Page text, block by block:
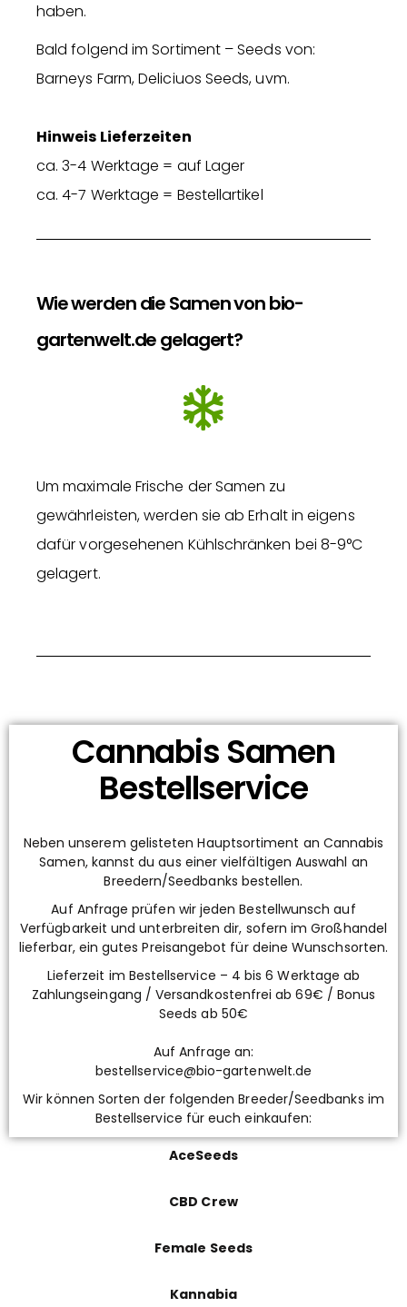
haben.
Bald folgend im Sortiment – Seeds von:
Barneys Farm, Deliciuos Seeds, uvm.
Hinweis Lieferzeiten
ca. 3-4 Werktage = auf Lager
ca. 4-7 Werktage = Bestellartikel
Wie werden die Samen von bio-
gartenwelt.de gelagert?
Um maximale Frische der Samen zu
gewährleisten, werden sie ab Erhalt in eigens
dafür vorgesehenen Kühlschränken bei 8-9°C
gelagert.
Cannabis Samen
Bestellservice
Neben unserem gelisteten Hauptsortiment an Cannabis
Samen, kannst du aus einer vielfältigen Auswahl an
Breedern/Seedbanks bestellen.
Auf Anfrage prüfen wir jeden Bestellwunsch auf
Verfügbarkeit und unterbreiten dir, sofern im Großhandel
lieferbar, ein gutes Preisangebot für deine Wunschsorten.
Lieferzeit im Bestellservice – 4 bis 6 Werktage ab
Zahlungseingang / Versandkostenfrei ab 69€ / Bonus
Seeds ab 50€
Auf Anfrage an:
bestellservice@bio-gartenwelt.de
Wir können Sorten der folgenden Breeder/Seedbanks im
Bestellservice für euch einkaufen:
AceSeeds
CBD Crew
Female Seeds
Kannabia